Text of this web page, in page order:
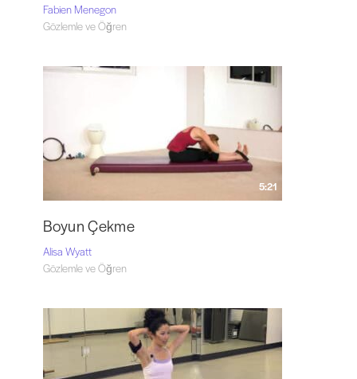
Fabien Menegon
Gözlemle ve Öğren
5:21
Boyun Çekme
Alisa Wyatt
Gözlemle ve Öğren